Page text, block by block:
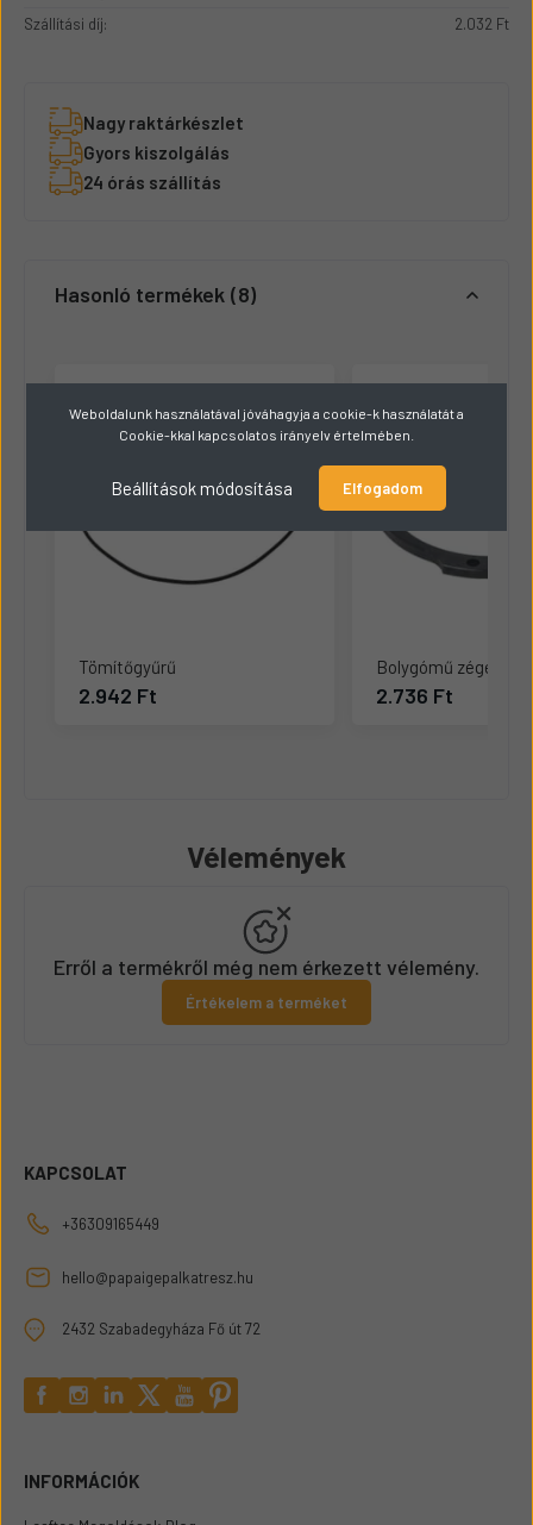
Szállítási díj:
2.032 Ft
Nagy raktárkészlet
Gyors kiszolgálás
24 órás szállítás
Hasonló termékek 8
Tömítőgyűrű
2.942 Ft
Bolygómű
2.736 Ft
Vélemények
Erről a termékről még nem érkezett vélemény.
Értékelem a terméket
KAPCSOLAT
+36309165449
hello@papaigepalkatresz.hu
2432 Szabadegyháza Fő út 72
INFORMÁCIÓK
Weboldalunk használatával jóváhagyja a cookie-k használatát a
Cookie-kkal kapcsolatos irányelv értelmében.
Beállítások módosítása Elfogadom